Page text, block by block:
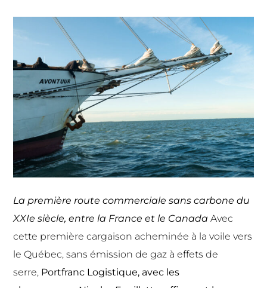
La première route commerciale sans carbone du
XXIe siècle, entre la France et le Canada Avec
cette première cargaison acheminée à la voile vers
le Québec, sans émission de gaz à effets de
serre, Portfranc Logistique, avec les